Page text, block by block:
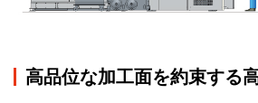
高品位な加工面を約束する